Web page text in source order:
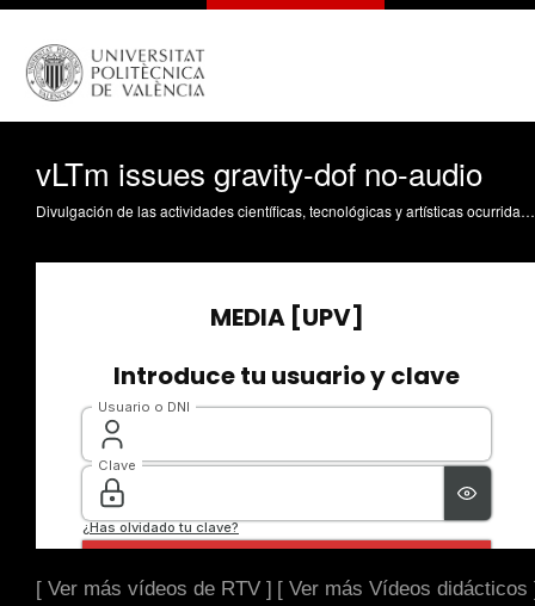
vLTm issues gravity-dof no-audio
Divulgación de las actividades científicas, tecnológicas y artísticas ocurridas en los tres campus de la UPV
[ Ver más vídeos de RTV ] [ Ver más Vídeos didácticos